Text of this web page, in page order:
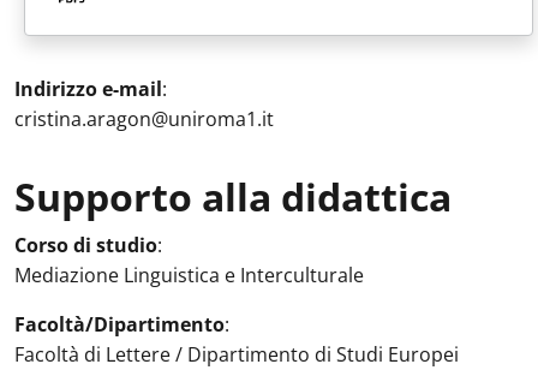
Indirizzo e-mail:
cristina.aragon@uniroma1.it
Supporto alla didattica
Attività in aula:
Corso di studio:
Mediazione Linguistica e Interculturale
Facoltà/Dipartimento:
Facoltà di Lettere / Dipartimento di Studi Europei